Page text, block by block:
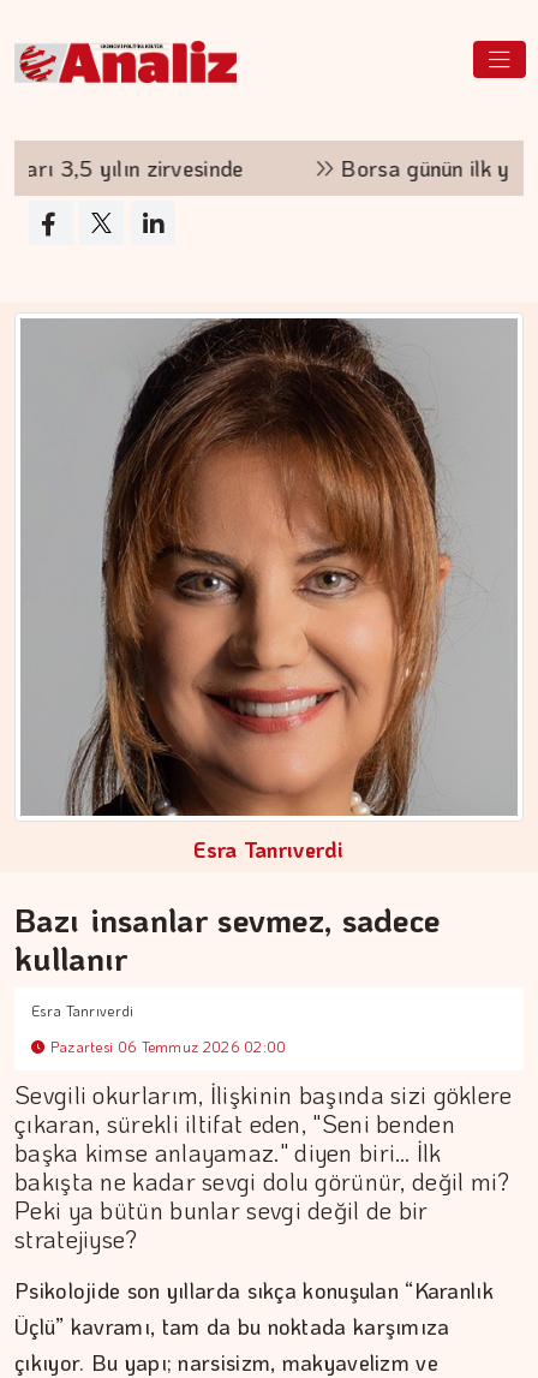
Borsa günün ilk yarısında değer kaybetti
Esra Tanrıverdi
Bazı insanlar sevmez, sadece
kullanır
Esra Tanrıverdi
Pazartesi 06 Temmuz 2026 02:00
Sevgili okurlarım, İlişkinin başında sizi göklere
çıkaran, sürekli iltifat eden, "Seni benden
başka kimse anlayamaz." diyen biri… İlk
bakışta ne kadar sevgi dolu görünür, değil mi?
Peki ya bütün bunlar sevgi değil de bir
stratejiyse?
Psikolojide son yıllarda sıkça konuşulan “Karanlık
Üçlü” kavramı, tam da bu noktada karşımıza
çıkıyor. Bu yapı; narsisizm, makyavelizm ve
Yoğunluktan kaçarken yoğunlaştırdığımız…
MEZİN DEDEYİ
Cebimiz, yalnızca cebimizi…